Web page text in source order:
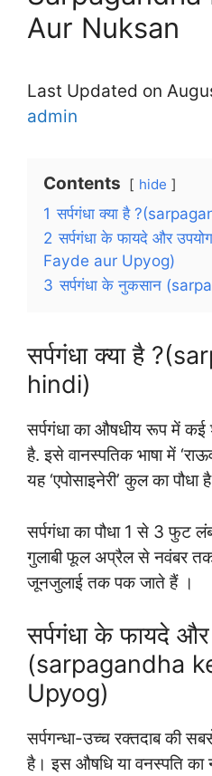
Aur Nuksan
Last Updated on
admin
Contents hide
1 सर्पगंधा क्या है
2 सर्पगंधा के फायदे और
Fayde aur Upyog)
3 सर्पगंधा के नुकसान
सर्पगंधा क्या है
hindi)
सर्पगंधा का औषधीय रूप में कई
है. इसे वानस्पतिक भाषा में
यह ‘एपोसाइनेरी’ कुल का पौधा
सर्पगंधा का पौधा 1 से 3 फुट
गुलाबी फूल अप्रैल से नवंबर
जूनजुलाई तक पक जाते हैं ।
सर्पगंधा के फायदे
(sarpagandha
Upyog)
सर्पगन्धा-उच्च रक्तदाब की
है। इस औषधि या वनस्पति का